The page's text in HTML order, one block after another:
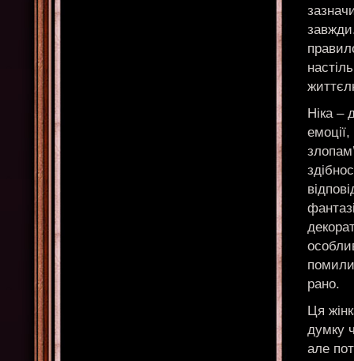
Ніка –
рано.
Ця
думку
але